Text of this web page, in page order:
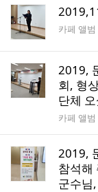
뉴
게시판명
카페 앨범
2019,
회, 형
단체
게시판명
카페 앨범
2019,
참석해
군수님